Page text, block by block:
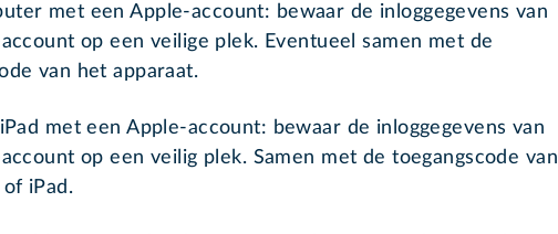
met een Apple-account: bewaar de inloggegevens van
op een veilige plek. Eventueel samen met de
van het apparaat.
met een Apple-account: bewaar de inloggegevens van
op een veilig plek. Samen met de toegangscode van
iPad.